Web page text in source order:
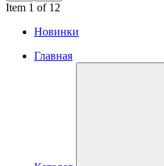
Item 1 of 12
Новинки
Главная